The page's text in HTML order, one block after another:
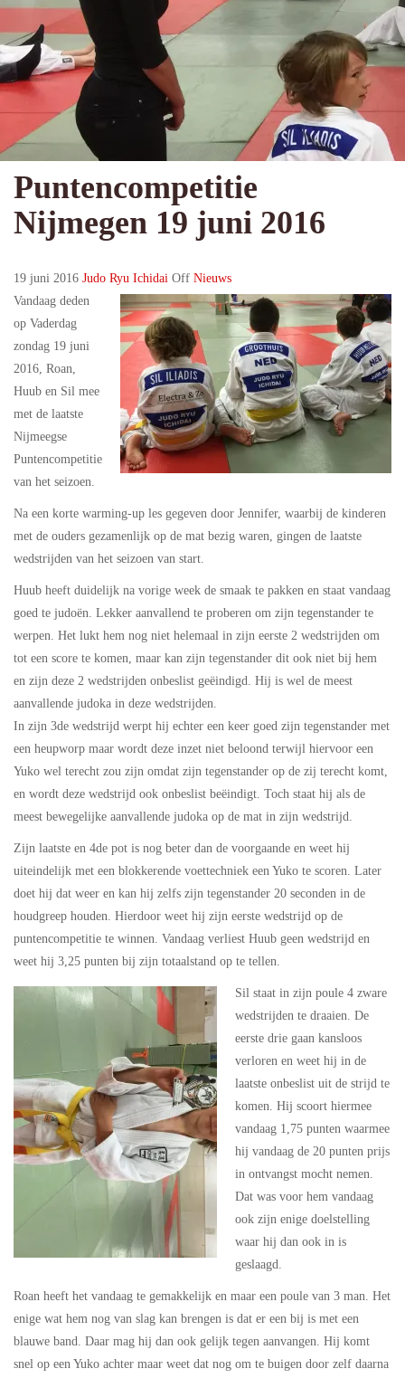
Puntencompetitie
Nijmegen 19 juni 2016
19 juni 2016 Judo Ryu Ichidai Off Nieuws
Vandaag deden
op Vaderdag
zondag 19 juni
2016, Roan,
Huub en Sil mee
met de laatste
Nijmeegse
Puntencompetitie
van het seizoen.
Na een korte warming-up les gegeven door Jennifer, waarbij de kinderen
met de ouders gezamenlijk op de mat bezig waren, gingen de laatste
wedstrijden van het seizoen van start.
Huub heeft duidelijk na vorige week de smaak te pakken en staat vandaag
goed te judoën. Lekker aanvallend te proberen om zijn tegenstander te
werpen. Het lukt hem nog niet helemaal in zijn eerste 2 wedstrijden om
tot een score te komen, maar kan zijn tegenstander dit ook niet bij hem
en zijn deze 2 wedstrijden onbeslist geëindigd. Hij is wel de meest
aanvallende judoka in deze wedstrijden.
In zijn 3de wedstrijd werpt hij echter een keer goed zijn tegenstander met
een heupworp maar wordt deze inzet niet beloond terwijl hiervoor een
Yuko wel terecht zou zijn omdat zijn tegenstander op de zij terecht komt,
en wordt deze wedstrijd ook onbeslist beëindigt. Toch staat hij als de
meest bewegelijke aanvallende judoka op de mat in zijn wedstrijd.
Zijn laatste en 4de pot is nog beter dan de voorgaande en weet hij
uiteindelijk met een blokkerende voettechniek een Yuko te scoren. Later
doet hij dat weer en kan hij zelfs zijn tegenstander 20 seconden in de
houdgreep houden. Hierdoor weet hij zijn eerste wedstrijd op de
puntencompetitie te winnen. Vandaag verliest Huub geen wedstrijd en
weet hij 3,25 punten bij zijn totaalstand op te tellen.
Sil staat in zijn poule 4 zware
wedstrijden te draaien. De
eerste drie gaan kansloos
verloren en weet hij in de
laatste onbeslist uit de strijd te
komen. Hij scoort hiermee
vandaag 1,75 punten waarmee
hij vandaag de 20 punten prijs
in ontvangst mocht nemen.
Dat was voor hem vandaag
ook zijn enige doelstelling
waar hij dan ook in is
geslaagd.
Roan heeft het vandaag te gemakkelijk en maar een poule van 3 man. Het
enige wat hem nog van slag kan brengen is dat er een bij is met een
blauwe band. Daar mag hij dan ook gelijk tegen aanvangen. Hij komt
snel op een Yuko achter maar weet dat nog om te buigen door zelf daarna